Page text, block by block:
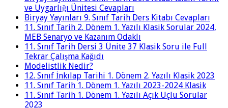
ve Uygarlığı Ünitesi Cevapları
Biryay Yayınları 9. Sınıf Tarih Ders Kitabı Cevapları
11. Sınıf Tarih 2. Dönem 1. Yazılı Klasik Sorular 2024,
MEB Senaryo ve Kazanım Odaklı
11. Sınıf Tarih Dersi 3 Ünite 37 Klasik Soru ile Full
Tekrar Çalışma Kağıdı
Modelistlik Nedir?
12. Sınıf İnkılap Tarihi 1. Dönem 2. Yazılı Klasik 2023
11. Sınıf Tarih 1. Dönem 1. Yazılı 2023-2024 Klasik
11. Sınıf Tarih 1. Dönem 1. Yazılı Açık Uçlu Sorular
2023